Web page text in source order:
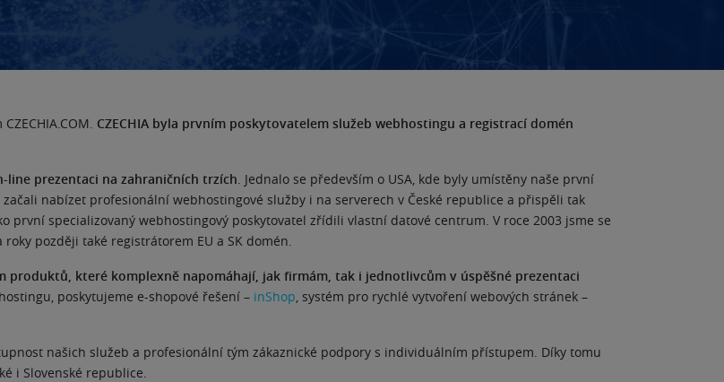
CZECHIA byla prvním poskytovatelem služeb webhostingu a registrací domén
line prezentaci na zahraničních trzích. Jednalo se především o USA, kde byly umístěny naše první
nabízet profesionální webhostingové služby i na serverech v České republice a přispěli tak
první specializovaný webhostingový poskytovatel zřídili vlastní datové centrum. V roce 2003 jsme se
později také registrátorem EU a SK domén.
které komplexně napomáhají, jak firmám, tak i jednotlivcům v úspěšné prezentaci
poskytujeme e-shopové řešení – inShop, systém pro rychlé vytvoření webových stránek –
našich služeb a profesionální tým zákaznické podpory s individuálním přístupem. Díky tomu
i Slovenské republice.